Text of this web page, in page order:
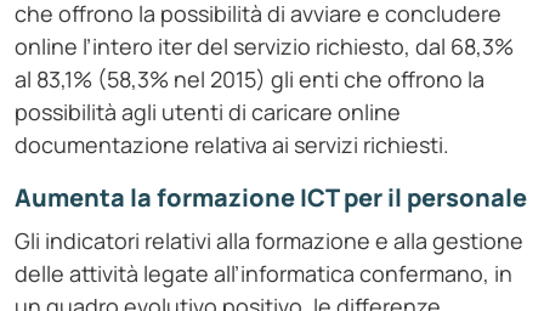
che offrono la possibilità di avviare e concludere
online l’intero iter del servizio richiesto, dal 68,3%
al 83,1% (58,3% nel 2015) gli enti che offrono la
possibilità agli utenti di caricare online
documentazione relativa ai servizi richiesti.
Aumenta la formazione ICT per il personale
Gli indicatori relativi alla formazione e alla gestione
delle attività legate all’informatica confermano, in